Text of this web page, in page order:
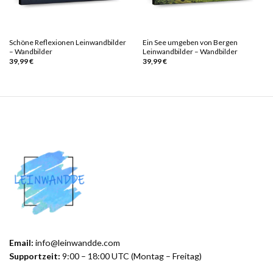
Schöne Reflexionen Leinwandbilder
– Wandbilder
39,99€
Ein See umgeben von Bergen
Leinwandbilder – Wandbilder
39,99€
Email: info@leinwandde.com
Supportzeit: 9:00 – 18:00 UTC (Montag – Freitag)